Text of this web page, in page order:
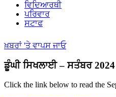
ਵਿਦਿਆਰਥੀ
ਪਰਿਵਾਰ
ਸਟਾਫ
ਖ਼ਬਰਾਂ 'ਤੇ ਵਾਪਸ ਜਾਓ
ਡੂੰਘੀ ਸਿਖਲਾਈ – ਸਤੰਬਰ 2024
Click the link below to read the